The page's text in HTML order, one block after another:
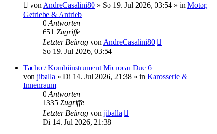
vonAndreCasalini80 » So 19. Jul 2026, 03:54 » in Motor,
Getriebe & Antrieb
0Antworten
651 Zugriffe
Letzter Beitrag vonAndreCasalini80
So 19. Jul 2026, 03:54
Tacho / Kombiinstrument Microcar Due 6
von jiballa » Di 14. Jul 2026, 21:38 » in Karosserie &
Innenraum
0Antworten
1335 Zugriffe
Letzter Beitrag von jiballa
Di 14. Jul 2026, 21:38